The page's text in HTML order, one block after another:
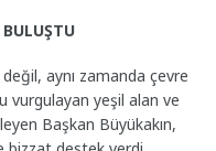
değil, aynı zamanda çevre
vurgulayan yeşil alan ve
Başkan Büyükakın,